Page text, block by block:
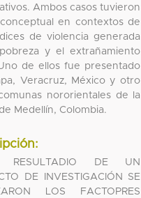
Ambos casos tuvieron
en contextos de
de violencia generada
y el extrañamiento
de ellos fue presentado
Veracruz, México y otro
nororientales de la
Medellín, Colombia.
RESULTADIO DE UN
DE INVESTIGACIÓN SE
LOS FACTOPRES